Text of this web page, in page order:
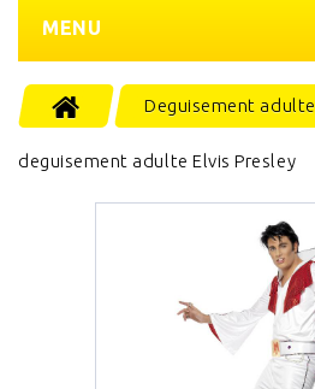
MENU
Deguisement adulte
deguisement adulte Elvis Presley